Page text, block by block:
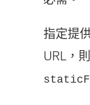
指定提
URL，